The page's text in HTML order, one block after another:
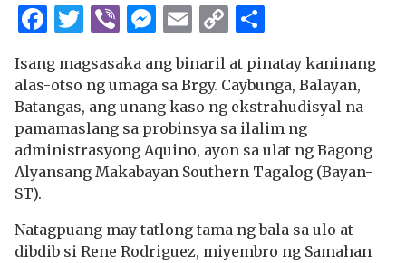
Facebook
Twitter
ViberMessenger
Email
Copy
Link
Isang magsasaka ang binaril at pinatay kaninang
alas-otso ng umaga sa Brgy. Caybunga, Balayan,
Batangas, ang unang kaso ng ekstrahudisyal na
pamamaslang sa probinsya sa ilalim ng
administrasyong Aquino, ayon sa ulat ng Bagong
Alyansang Makabayan Southern Tagalog (Bayan-
ST).
Natagpuang may tatlong tama ng bala sa ulo at
dibdib si Rene Rodriguez, miyembro ng Samahan